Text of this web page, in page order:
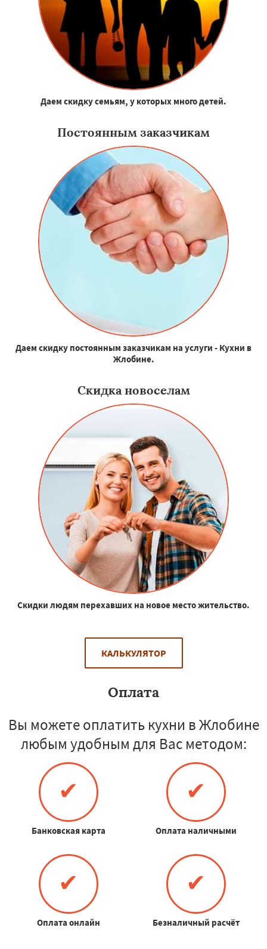
Даем скидку семьям, у которых много детей.
Постоянным заказчикам
Даем скидку постоянным заказчикам на услуги - Кухни в
Жлобине.
Скидка новоселам
Скидки людям перехавших на новое место жительство.
КАЛЬКУЛЯТОР
Оплата
Вы можете оплатить кухни в Жлобине
любым удобным для Вас методом:
✔
Банковская карта
✔
Оплата наличными
✔
Оплата онлайн
✔
Безналичный расчёт